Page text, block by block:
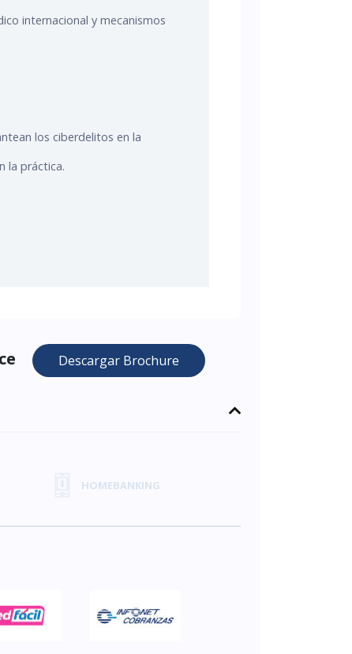
internacional y mecanismos
los ciberdelitos en la
la práctica.
Descargar Brochure
HOMEBANKING